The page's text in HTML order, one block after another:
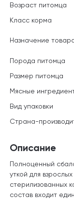
Описание
Полноценный
уткой для
стерилизованных
состав входит
Возраст питомца
Класс корма
Назначение
Порода питомца
Размер питомца
Мясные
Вид упаковки
Страна-